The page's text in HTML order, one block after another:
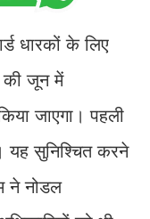
धारकों के लिए
की जून में
जाएगा। पहली
यह सुनिश्चित करने
ने नोडल